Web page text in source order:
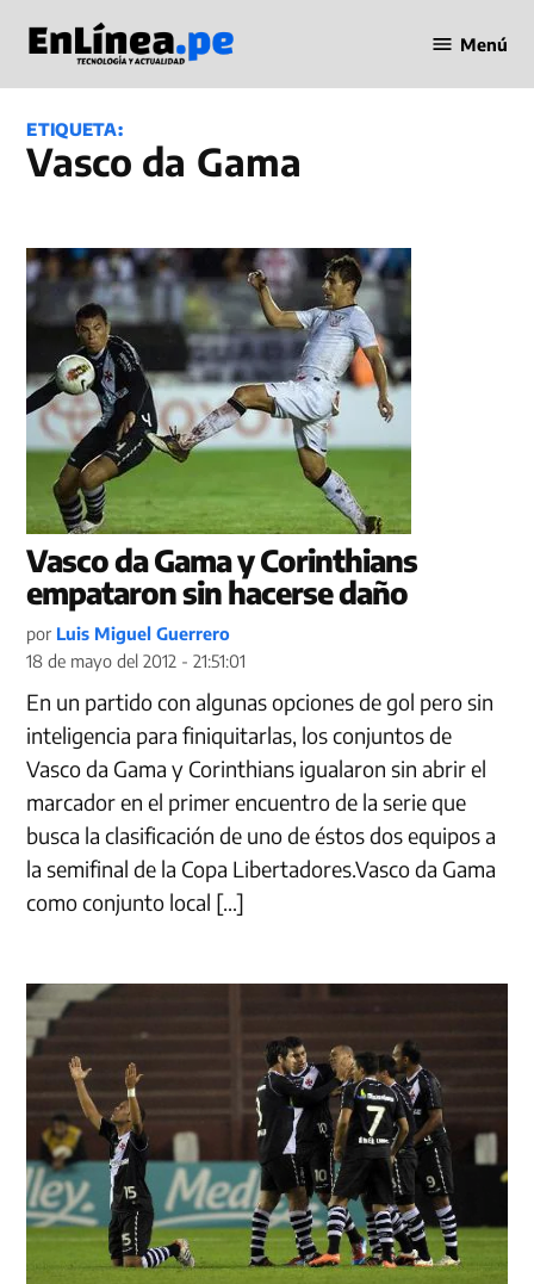
contenido
en Línea
Menú
ETIQUETA:
Vasco da Gama
Vasco da Gama y Corinthians
empataron sin hacerse daño
por Luis Miguel Guerrero
18 de mayo del 2012 - 21:51:01
En un partido con algunas opciones de gol pero sin
inteligencia para finiquitarlas, los conjuntos de
Vasco da Gama y Corinthians igualaron sin abrir el
marcador en el primer encuentro de la serie que
busca la clasificación de uno de éstos dos equipos a
la semifinal de la Copa Libertadores.Vasco da Gama
como conjunto local […]